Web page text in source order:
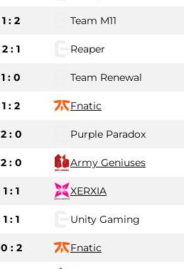
1 : 2 Team M11
2 : 1 Reaper
1 : 0 Team Renewal
1 : 2 Fnatic
2 : 0 Purple Paradox
2 : 0 Army Geniuses
1 : 1 XERXIA
1 : 1 Unity Gaming
0 : 2 Fnatic